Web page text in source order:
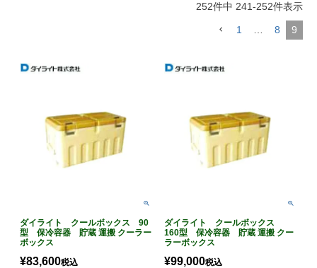
252件中 241-252件表示
1 8 9
ダイライト クールボックス 90
型 保冷容器 貯蔵 運搬 クーラー
ボックス
¥83,600税込
ダイライト クールボックス
160型 保冷容器 貯蔵 運搬 クー
ラーボックス
¥99,000税込